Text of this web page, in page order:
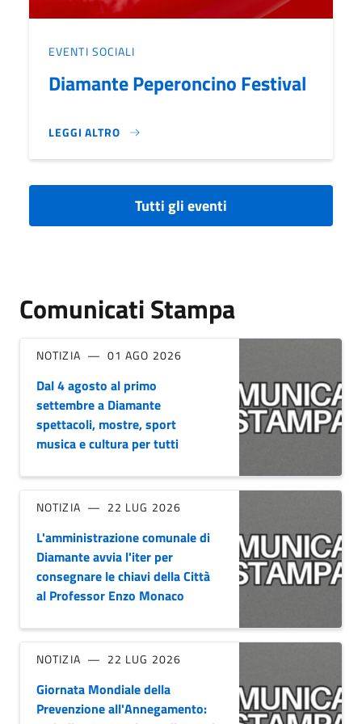
EVENTI SOCIALI
Diamante Peperoncino Festival
LEGGI ALTRO
DIAMANTE PEPERONCINO FESTIVAL}
Tutti gli eventi
Comunicati Stampa
NOTIZIA 01 AGO 2026
Dal 4 agosto al primo
settembre a Diamante
spettacoli, mostre, sport
musica e cultura per tutti
NOTIZIA 22 LUG 2026
L'amministrazione comunale di
Diamante avvia l'iter per
consegnare le chiavi della Città
al Professor Enzo Monaco
NOTIZIA 22 LUG 2026
Giornata Mondiale della
Prevenzione all'Annegamento: